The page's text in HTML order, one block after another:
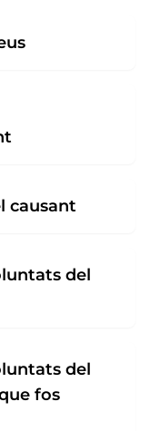
causant
del
del
fos